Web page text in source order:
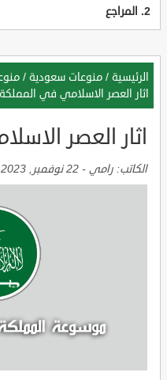
المراجع
الرئيسية / منوعات سعودية /
اثار العصر الاسلامي في المملكة
اثار العصر
الكاتب: رامي - 22 نوفمبر, 2023